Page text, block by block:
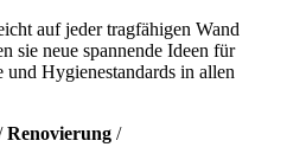
auf jeder tragfähigen Wand
sie neue spannende Ideen für
und Hygienestandards in allen
Renovierung /